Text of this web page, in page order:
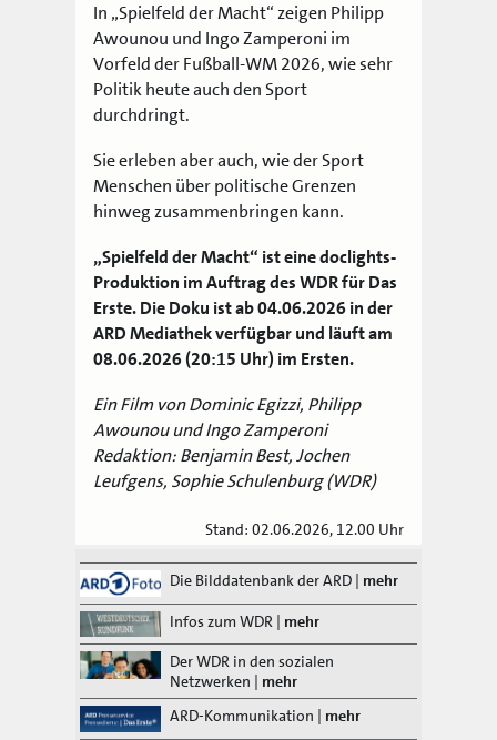
In „Spielfeld der Macht“ zeigen Philipp
Awounou und Ingo Zamperoni im
Vorfeld der Fußball-WM 2026, wie sehr
Politik heute auch den Sport
durchdringt.
Sie erleben aber auch, wie der Sport
Menschen über politische Grenzen
hinweg zusammenbringen kann.
„Spielfeld der Macht“ ist eine doclights-
Produktion im Auftrag des WDR für Das
Erste. Die Doku ist ab 04.06.2026 in der
ARD Mediathek verfügbar und läuft am
08.06.2026 (20:15 Uhr) im Ersten.
Ein Film von Dominic Egizzi, Philipp
Awounou und Ingo Zamperoni
Redaktion: Benjamin Best, Jochen
Leufgens, Sophie Schulenburg (WDR)
Stand: 02.06.2026, 12.00 Uhr
Die Bilddatenbank der ARD | mehr
Infos zum WDR | mehr
Der WDR in den sozialen
Netzwerken | mehr
ARD-Kommunikation | mehr